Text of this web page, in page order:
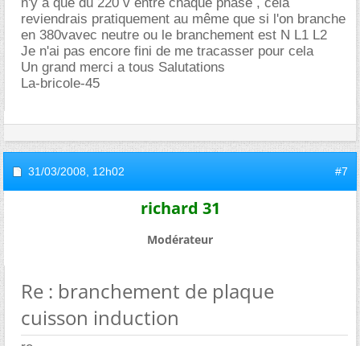
reviendrais pratiquement au même que si l'on branche
en 380vavec neutre ou le branchement est N L1 L2
Je n'ai pas encore fini de me tracasser pour cela
Un grand merci a tous Salutations
La-bricole-45
31/03/2008, 12h02 #7
richard 31
Modérateur
Re : branchement de plaque
cuisson induction